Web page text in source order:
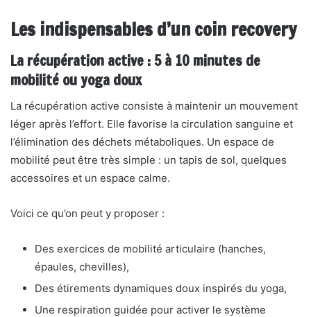
Les indispensables d’un coin recovery
La récupération active : 5 à 10 minutes de
mobilité ou yoga doux
La récupération active consiste à maintenir un mouvement
léger après l’effort. Elle favorise la circulation sanguine et
l’élimination des déchets métaboliques. Un espace de
mobilité peut être très simple : un tapis de sol, quelques
accessoires et un espace calme.
Voici ce qu’on peut y proposer :
Des exercices de mobilité articulaire (hanches,
épaules, chevilles),
Des étirements dynamiques doux inspirés du yoga,
Une respiration guidée pour activer le système